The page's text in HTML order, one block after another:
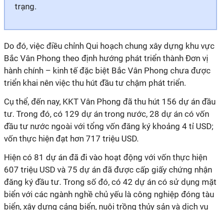
trạng.
Do đó, việc điều chỉnh Qui hoạch chung xây dựng khu vực
Bắc Vân Phong theo định hướng phát triển thành Đơn vị
hành chính – kinh tế đặc biệt Bắc Vân Phong chưa được
triển khai nên việc thu hút đầu tư chậm phát triển.
Cụ thể, đến nay, KKT Vân Phong đã thu hút 156 dự án đầu
tư. Trong đó, có 129 dự án trong nước, 28 dự án có vốn
đầu tư nước ngoài với tổng vốn đăng ký khoảng 4 tỉ USD;
vốn thực hiện đạt hơn 717 triệu USD.
Hiện có 81 dự án đã đi vào hoạt động với vốn thực hiện
607 triệu USD và 75 dự án đã được cấp giấy chứng nhận
đăng ký đầu tư. Trong số đó, có 42 dự án có sử dụng mặt
biển với các ngành nghề chủ yếu là công nghiệp đóng tàu
biển, xây dựng cảng biển, nuôi trồng thủy sản và dịch vụ